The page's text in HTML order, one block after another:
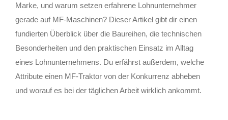
Marke, und warum setzen erfahrene Lohnunternehmer
gerade auf MF-Maschinen? Dieser Artikel gibt dir einen
fundierten Überblick über die Baureihen, die technischen
Besonderheiten und den praktischen Einsatz im Alltag
eines Lohnunternehmens. Du erfährst außerdem, welche
Attribute einen MF-Traktor von der Konkurrenz abheben
und worauf es bei der täglichen Arbeit wirklich ankommt.